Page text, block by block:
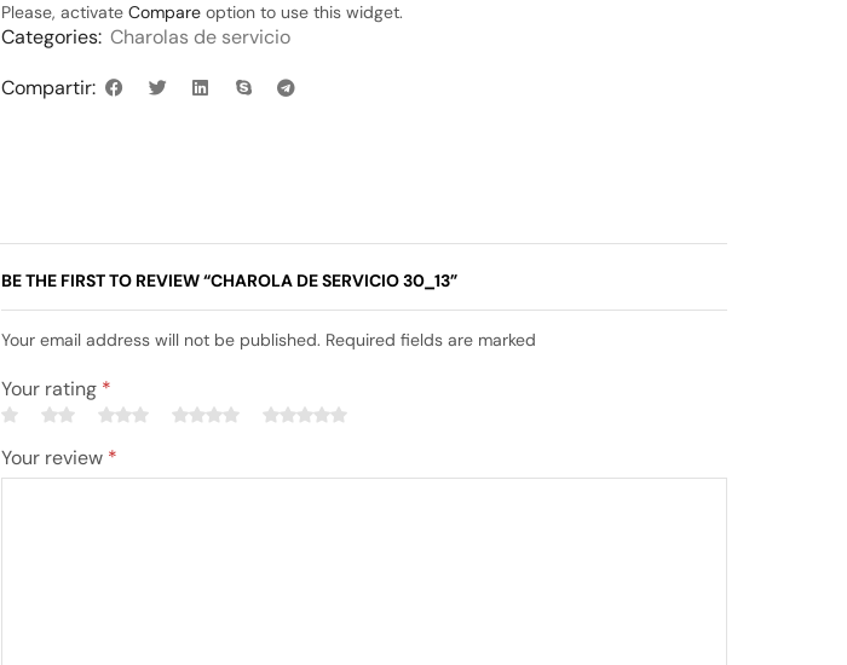
Please, activate Compare option to use this widget.
Categories: Charolas de servicio
Compartir:
BE THE FIRST TO REVIEW “CHAROLA DE SERVICIO 30_13”
Your email address will not be published. Required fields are marked
Your rating *
Your review *